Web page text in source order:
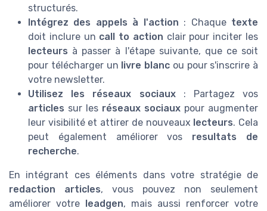
structurés.
Intégrez des appels à l'action : Chaque texte
doit inclure un call to action clair pour inciter les
lecteurs à passer à l'étape suivante, que ce soit
pour télécharger un livre blanc ou pour s'inscrire à
votre newsletter.
Utilisez les réseaux sociaux: Partagez vos
articles sur les réseaux sociaux pour augmenter
leur visibilité et attirer de nouveaux lecteurs. Cela
peut également améliorer vos resultats de
recherche.
En intégrant ces éléments dans votre stratégie de
redaction articles, vous pouvez non seulement
améliorer votre leadgen, mais aussi renforcer votre